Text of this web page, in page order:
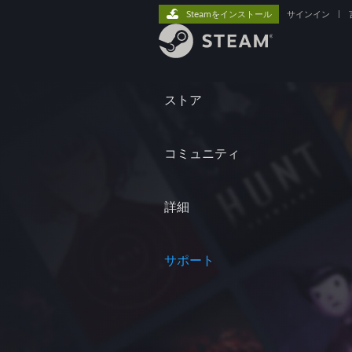
ストア
コミュニティ
詳細
サポート
Steamをインストール サインイン